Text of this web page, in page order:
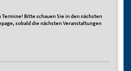
Bitte schauen Sie in den nächsten
sobald die nächsten Veranstaltungen